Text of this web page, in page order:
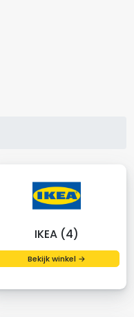
IKEA (4)
Bekijk winkel →